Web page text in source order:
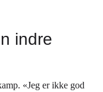
indre
«Jeg er ikke god